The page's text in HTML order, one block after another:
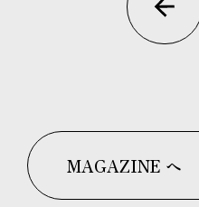
MAGAZINE へ